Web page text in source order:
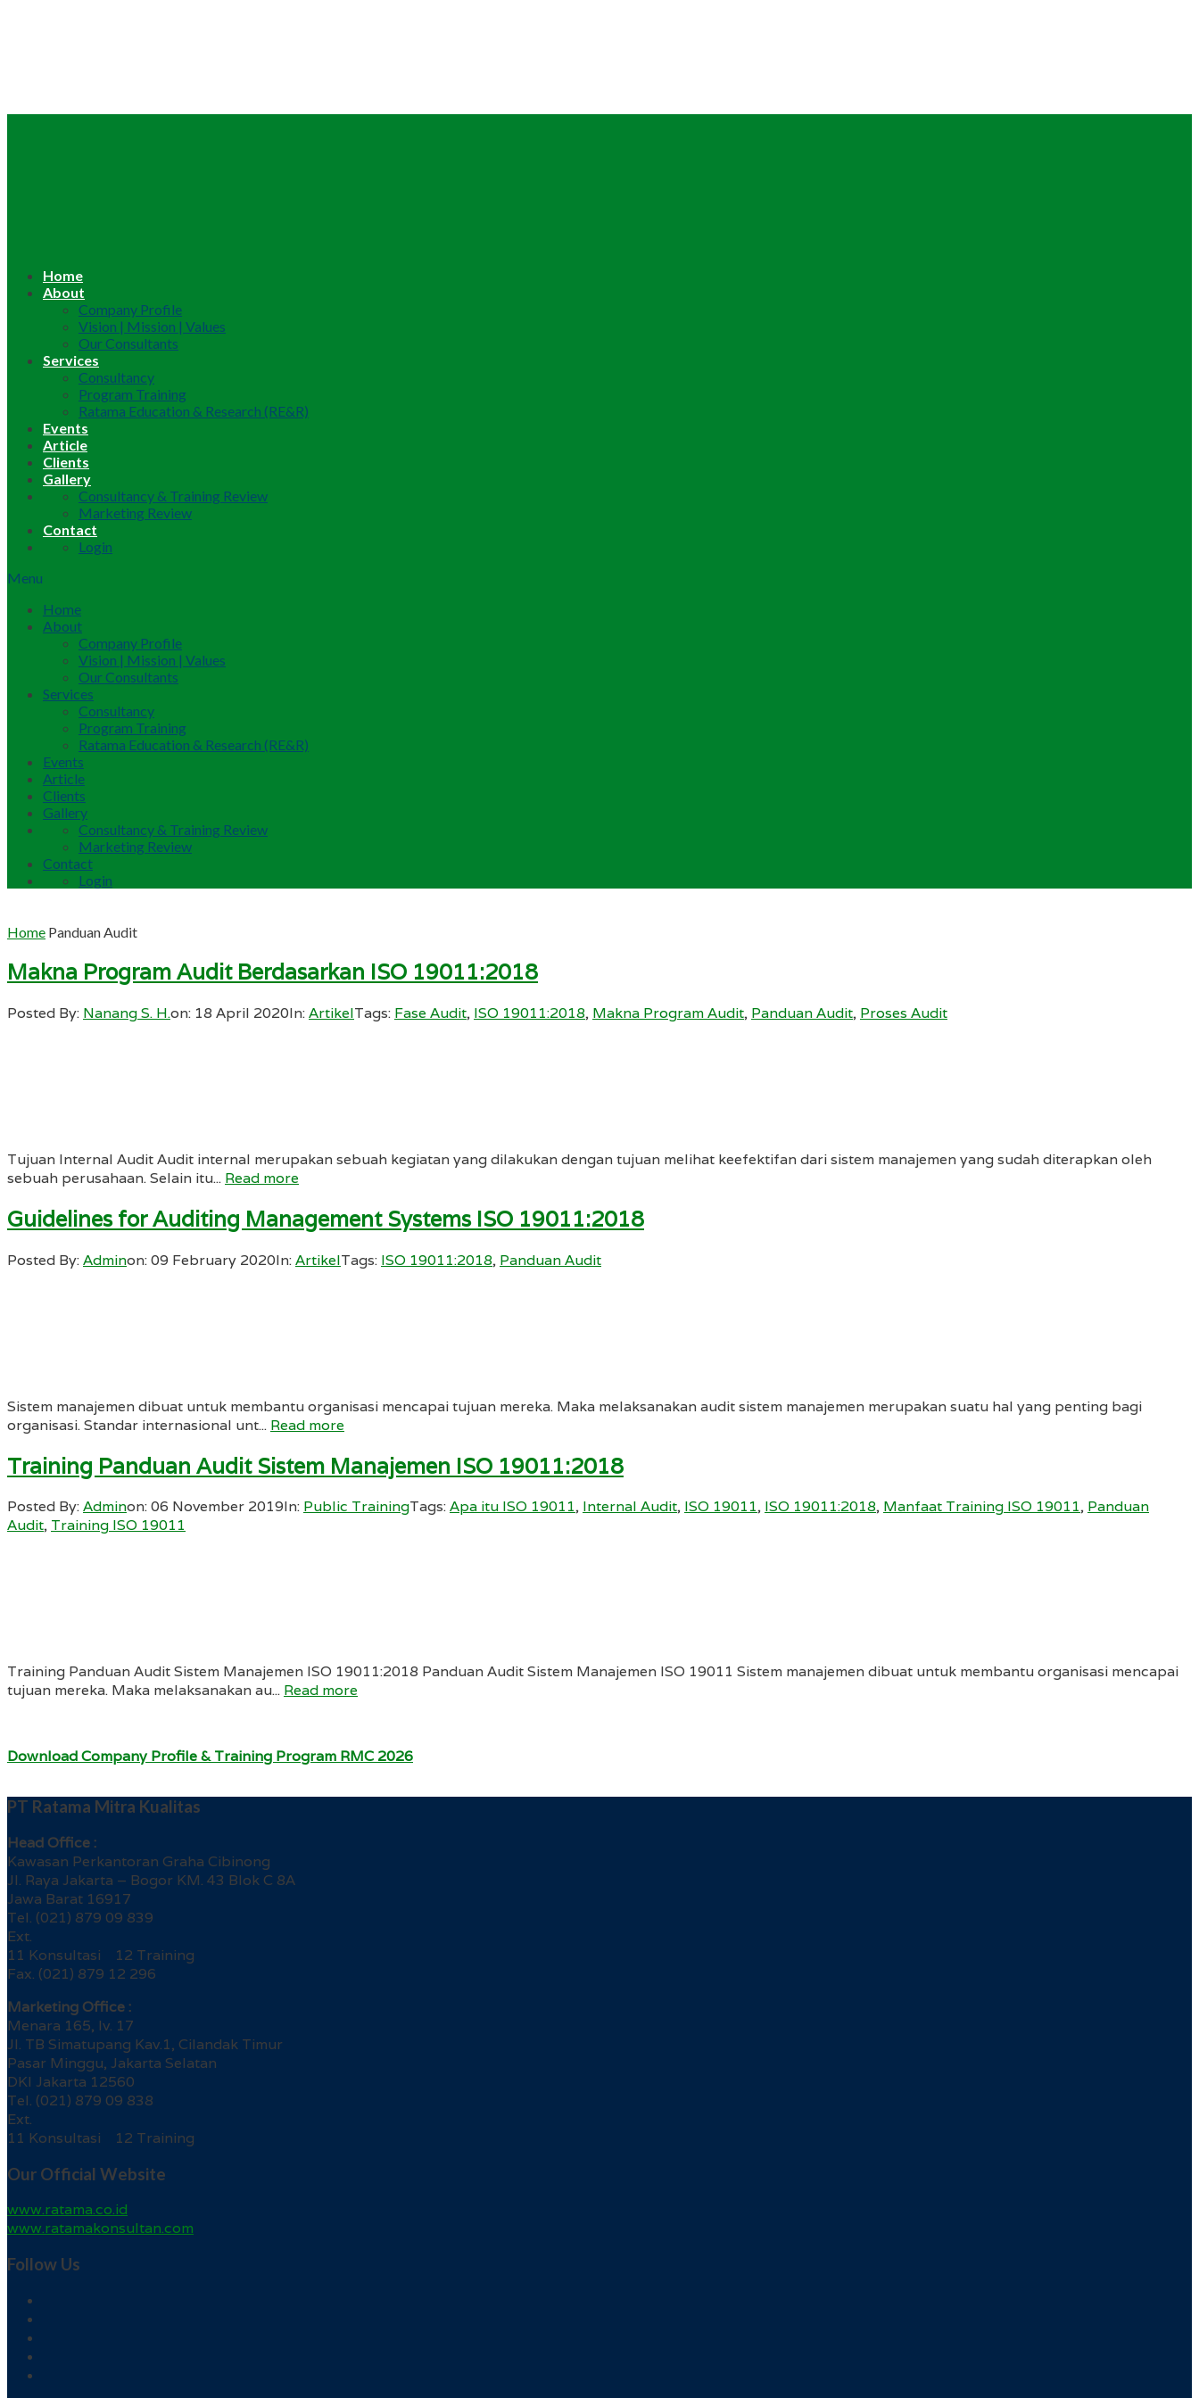
Home
About
Company Profile
Vision | Mission | Values
Our Consultants
Services
Consultancy
Program Training
Ratama Education & Research (RE&R)
Events
Article
Clients
Gallery
Consultancy & Training Review
Marketing Review
Contact
Login
Menu
Home
About
Company Profile
Vision | Mission | Values
Our Consultants
Services
Consultancy
Program Training
Ratama Education & Research (RE&R)
Events
Article
Clients
Gallery
Consultancy & Training Review
Marketing Review
Contact
Login
Home Panduan Audit
Makna Program Audit Berdasarkan ISO 19011:2018
Posted By: Nanang S. H.on: 18 April 2020In:ArtikelTags: Fase Audit, ISO 19011:2018, Makna Program Audit, Panduan Audit, Proses Audit
Tujuan Internal Audit Audit internal merupakan sebuah kegiatan yang dilakukan dengan tujuan melihat keefektifan dari sistem manajemen yang sudah diterapkan oleh
sebuah perusahaan. Selain itu... Read more
Guidelines for Auditing Management Systems ISO 19011:2018
Posted By:Adminon:09 February 2020In:ArtikelTags: ISO 19011:2018, Panduan Audit
Sistem manajemen dibuat untuk membantu organisasi mencapai tujuan mereka. Maka melaksanakan audit sistem manajemen merupakan suatu hal yang penting bagi
organisasi. Standar internasional unt... Read more
Training Panduan Audit Sistem Manajemen ISO 19011:2018
Posted By:Adminon:06 November 2019In: Public TrainingTags:Apa itu ISO 19011, Internal Audit, ISO 19011, ISO 19011:2018, Manfaat Training ISO 19011, Panduan
Audit, Training ISO 19011
Training Panduan Audit Sistem Manajemen ISO 19011:2018 Panduan Audit Sistem Manajemen ISO 19011 Sistem manajemen dibuat untuk membantu organisasi mencapai
tujuan mereka. Maka melaksanakan au... Read more
Download Company Profile & Training Program RMC 2026
PT Ratama Mitra Kualitas
Head Office :
Kawasan Perkantoran Graha Cibinong
Jl. Raya Jakarta – Bogor KM. 43 Blok C 8A
Jawa Barat 16917
Tel. (021) 879 09 839
Ext.
11 Konsultasi 12 Training
Fax. (021) 879 12 296
Marketing Office :
Menara 165, lv. 17
Jl. TB Simatupang Kav.1, Cilandak Timur
Pasar Minggu, Jakarta Selatan
DKI Jakarta 12560
Tel. (021) 879 09 838
Ext.
11 Konsultasi 12 Training
Our Official Website
www.ratama.co.id
www.ratamakonsultan.com
Follow Us